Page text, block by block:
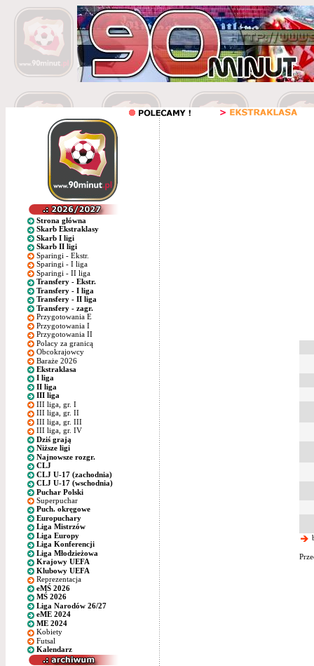
Strona główna
Skarb Ekstraklasy
Skarb I ligi
Skarb II ligi
Sparingi - Ekstr.
Sparingi - I liga
Sparingi - II liga
Transfery - Ekstr.
Transfery - I liga
Transfery - II liga
Transfery - zagr.
Przygotowania E
Przygotowania I
Przygotowania II
Polacy za granicą
Obcokrajowcy
Baraże 2026
Ekstraklasa
I liga
II liga
III liga
III liga, gr. I
III liga, gr. II
III liga, gr. III
III liga, gr. IV
Dziś grają
Niższe ligi
Najnowsze rozgr.
CLJ
CLJ U-17 (zachodnia)
CLJ U-17 (wschodnia)
Puchar Polski
Superpuchar
Puch. okręgowe
Europuchary
Liga Mistrzów
Liga Europy
Liga Konferencji
Liga Młodzieżowa
Krajowy UEFA
Klubowy UEFA
Reprezentacja
eMŚ 2026
MŚ 2026
Liga Narodów 26/27
eME 2024
ME 2024
Kobiety
Futsal
Kalendarz